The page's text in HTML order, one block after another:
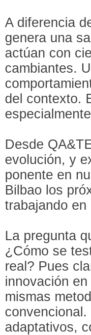
A diferencia
genera una
actúan con
cambiantes.
del contexto.
Desde
evolución, y
ponente en
Bilbao los
trabajando
La pregunta
¿Cómo se
real? Pues
innovación
mismas
adaptativos,